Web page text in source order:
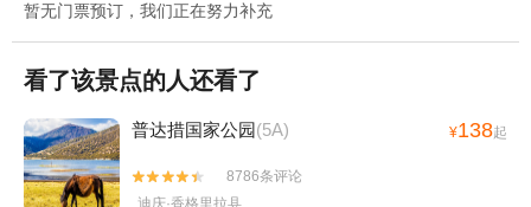
暂无门票预订，我们正在努力补充
看了该景点的人还看了
普达措国家公园(5A) ¥138起


8786条评论